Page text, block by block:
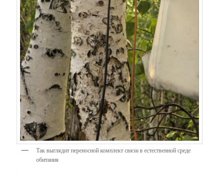
Так выглядит переносной комплект связи в естественной среде
обитания